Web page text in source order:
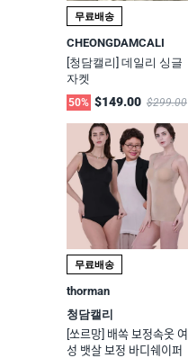
무료배송
CHEONGDAMCALI
[청담캘리] 데일리 싱글
자켓
50% $149.00 $299.00
무료배송
thorman
청담캘리
[쏘르망] 배쏙 보정속옷 여
성 뱃살 보정 바디쉐이퍼